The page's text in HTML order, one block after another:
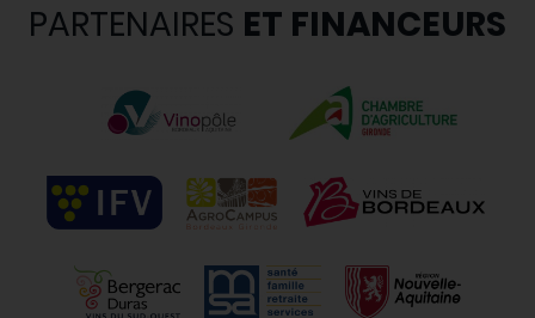
PARTENAIRES ET FINANCEURS